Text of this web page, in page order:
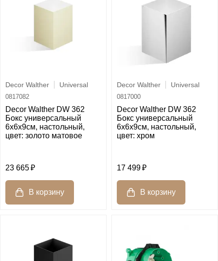
Decor Walther Universal
0817082
Decor Walther DW 362
Бокс универсальный
6x6x9см, настольный,
цвет: золото матовое
23 665
Decor Walther Universal
0817000
Decor Walther DW 362
Бокс универсальный
6x6x9см, настольный,
цвет: хром
17 499